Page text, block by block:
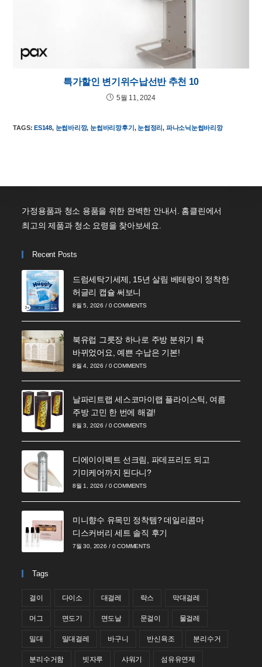
특가할인 변기위수납선반 추천 10
5월 11, 2024
TAGS:ES148, 눈썹바리깡, 눈썹바리깡후기, 눈썹정리, 파나소닉눈썹바리깡
가정용품과 청소 용품을 위한 완벽한 안내서. 홈클린에서
최고의 제품과 청소 요령을 찾아보세요.
Recent Posts
드럼세탁기세제, 15년 살림 베테랑이 정착한
허글리 캡슐 써보니
8월 5, 2026 / 0 COMMENTS
북유럽 그릇장 하나로 주방 분위기 확
바뀌었어요, 예쁜 수납은 기본!
8월 4, 2026 / 0 COMMENTS
날파리트랩 세스코마이랩 플라이스틱, 여름
주방 고민 한 번에 해결!
8월 3, 2026 / 0 COMMENTS
디에이이펙트 선크림, 파데프리도 되고
기미케어까지 된다니?
8월 1, 2026 / 0 COMMENTS
미니향수 유목민 정착템? 데일리콤마
디스커버리 세트 솔직 후기
7월 30, 2026 / 0 COMMENTS
Tags
걸이 다이소 대걸레 락스 막대걸레
머그 면도기 면도날 문걸이 물걸레
밀대 밀대걸레 바구니 반신욕조 분리수거
분리수거함 빗자루 샤워기 섬유유연제